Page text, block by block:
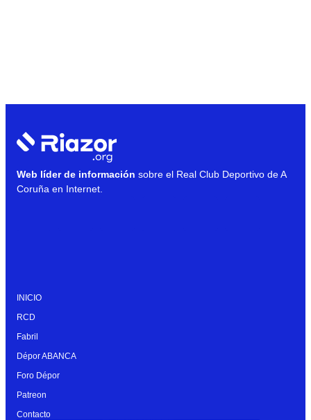
Web líder de información sobre el Real Club Deportivo de A
Coruña en Internet.
INICIO
RCD
Fabril
Dépor ABANCA
Foro Dépor
Patreon
Contacto